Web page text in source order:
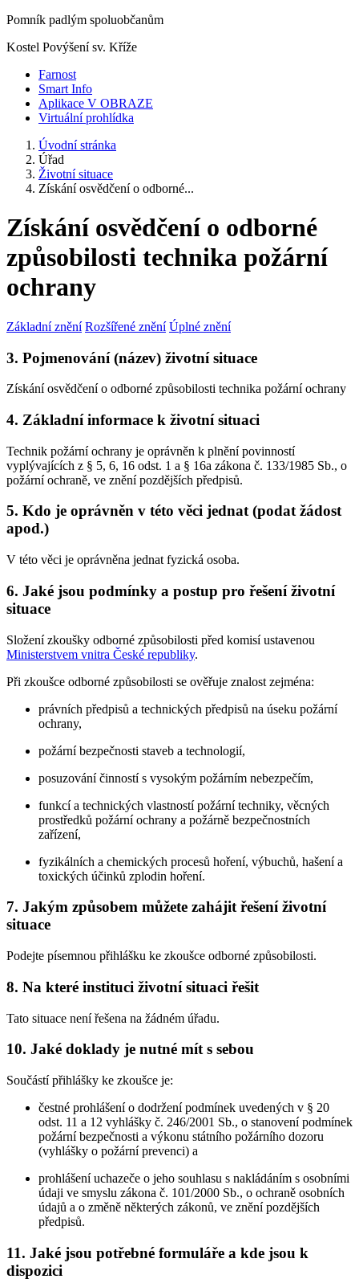
Pomník padlým spoluobčanům
Kostel Povýšení sv. Kříže
Farnost
Smart Info
Aplikace V OBRAZE
Virtuální prohlídka
Úvodní stránka
Úřad
Životní situace
Získání osvědčení o odborné...
Získání osvědčení o odborné
způsobilosti technika požární
ochrany
Základní znění Rozšířené znění Úplné znění
3. Pojmenování (název) životní situace
Získání osvědčení o odborné způsobilosti technika požární ochrany
4. Základní informace k životní situaci
Technik požární ochrany je oprávněn k plnění povinností
vyplývajících z § 5, 6, 16 odst. 1 a § 16a zákona č. 133/1985 Sb., o
požární ochraně, ve znění pozdějších předpisů.
5. Kdo je oprávněn v této věci jednat (podat žádost
apod.)
V této věci je oprávněna jednat fyzická osoba.
6. Jaké jsou podmínky a postup pro řešení životní
situace
Složení zkoušky odborné způsobilosti před komisí ustavenou
Ministerstvem vnitra České republiky.
Při zkoušce odborné způsobilosti se ověřuje znalost zejména:
právních předpisů a technických předpisů na úseku požární
ochrany,
požární bezpečnosti staveb a technologií,
posuzování činností s vysokým požárním nebezpečím,
funkcí a technických vlastností požární techniky, věcných
prostředků požární ochrany a požárně bezpečnostních
zařízení,
fyzikálních a chemických procesů hoření, výbuchů, hašení a
toxických účinků zplodin hoření.
7. Jakým způsobem můžete zahájit řešení životní
situace
Podejte písemnou přihlášku ke zkoušce odborné způsobilosti.
8. Na které instituci životní situaci řešit
Tato situace není řešena na žádném úřadu.
10. Jaké doklady je nutné mít s sebou
Součástí přihlášky ke zkoušce je:
čestné prohlášení o dodržení podmínek uvedených v § 20
odst. 11 a 12 vyhlášky č. 246/2001 Sb., o stanovení podmínek
požární bezpečnosti a výkonu státního požárního dozoru
(vyhlášky o požární prevenci) a
prohlášení uchazeče o jeho souhlasu s nakládáním s osobními
údaji ve smyslu zákona č. 101/2000 Sb., o ochraně osobních
údajů a o změně některých zákonů, ve znění pozdějších
předpisů.
11. Jaké jsou potřebné formuláře a kde jsou k
dispozici